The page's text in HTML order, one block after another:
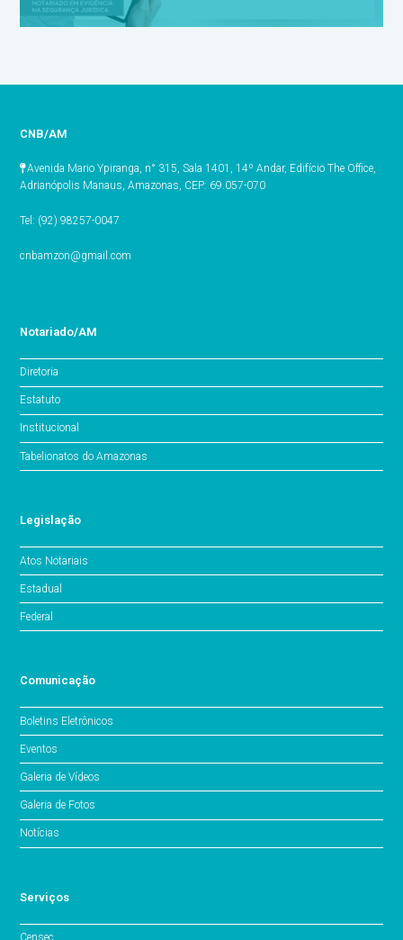
CNB/AM
Avenida Mario Ypiranga, n° 315, Sala 1401, 14º Andar, Edifício The Office,
Adrianópolis Manaus, Amazonas, CEP: 69.057-070
Tel: (92) 98257-0047
cnbamzon@gmail.com
Notariado/AM
Diretoria
Estatuto
Institucional
Tabelionatos do Amazonas
Legislação
Atos Notariais
Estadual
Federal
Comunicação
Boletins Eletrônicos
Eventos
Galeria de Vídeos
Galeria de Fotos
Notícias
Serviços
Censec